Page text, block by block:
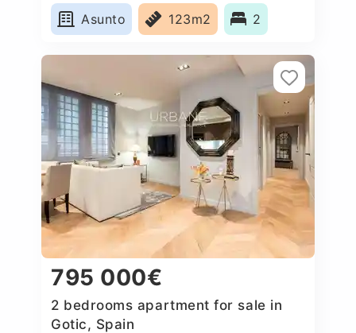
Asunto
123m2 2
795 000€
2 bedrooms apartment for sale in
Gotic, Spain